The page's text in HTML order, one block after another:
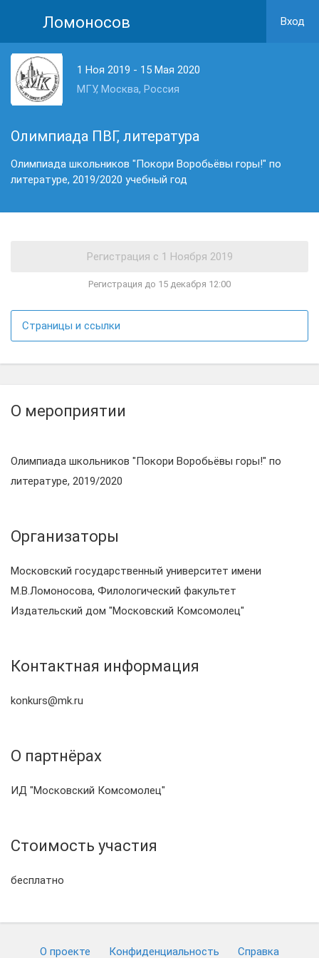
Ломоносов Вход
1 Ноя 2019 - 15 Мая 2020
МГУ, Москва, Россия
Олимпиада ПВГ, литература
Олимпиада школьников "Покори Воробьёвы горы!" по
литературе, 2019/2020 учебный год
Регистрация до 15 декабря 12:00
Страницы и ссылки
О мероприятии
Олимпиада школьников "Покори Воробьёвы горы!" по
литературе, 2019/2020
Организаторы
Московский государственный университет имени
М.В.Ломоносова, Филологический факультет
Издательский дом "Московский Комсомолец"
Контактная информация
konkurs@mk.ru
О партнёрах
ИД "Московский Комсомолец"
Стоимость участия
бесплатно
О проекте Конфиденциальность Cправка